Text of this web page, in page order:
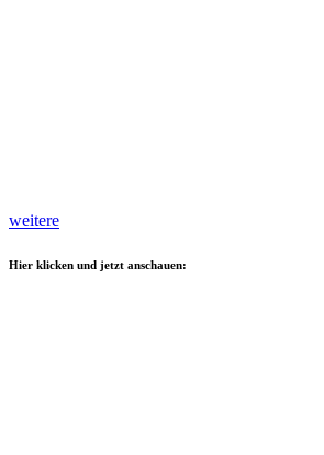
weitere
Hier klicken und jetzt anschauen: